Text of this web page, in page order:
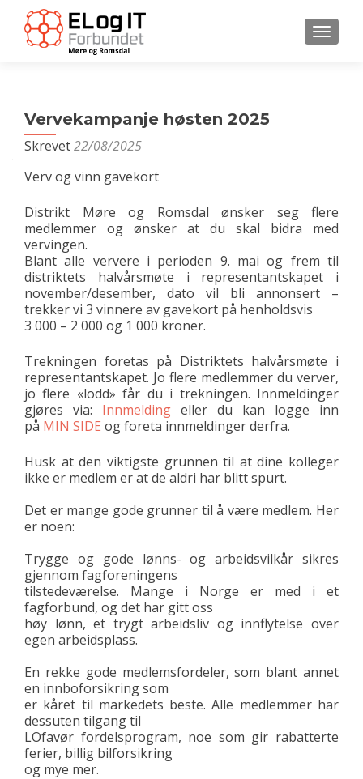
Vervekampanje høsten 2025
Skrevet22/08/2025
Verv og vinn gavekort
Distrikt Møre og Romsdal ønsker seg flere
medlemmer og ønsker at du skal bidra med
vervingen.
Blant alle ververe i perioden 9. mai og frem til
distriktets halvårsmøte i representantskapet i
november/desember, dato vil bli annonsert –
trekker vi 3 vinnere av gavekort på henholdsvis
3 000 – 2 000 og 1 000 kroner.
Trekningen foretas på Distriktets halvårsmøte i
representantskapet. Jo flere medlemmer du verver,
jo flere «lodd» får du i trekningen. Innmeldinger
gjøres via: Innmelding eller du kan logge inn
på MIN SIDE og foreta innmeldinger derfra.
Husk at den viktigste grunnen til at dine kolleger
ikke er medlem er at de aldri har blitt spurt.
Det er mange gode grunner til å være medlem. Her
er noen:
Trygge og gode lønns- og arbeidsvilkår sikres
gjennom fagforeningens
tilstedeværelse. Mange i Norge er med i et
fagforbund, og det har gitt oss
høy lønn, et trygt arbeidsliv og innflytelse over
egen arbeidsplass.
En rekke gode medlemsfordeler, som blant annet
en innboforsikring som
er kåret til markedets beste. Alle medlemmer har
dessuten tilgang til
LOfavør fordelsprogram, noe som gir rabatterte
ferier, billig bilforsikring
og mye mer.